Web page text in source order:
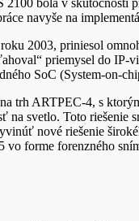
navyše na
2003, priniesol
priemysel do
SoC (System-
trh ARTPEC-4, s
na svetlo. Toto riešenie
nové riešenie
forme forenzného